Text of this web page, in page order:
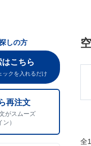
全
しの方
こちら
ックを入れるだけ
再注文
がスムーズ
ン）